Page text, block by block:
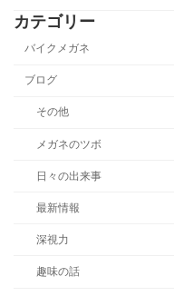
カテゴリー
バイクメガネ
ブログ
その他
メガネのツボ
日々の出来事
最新情報
深視力
趣味の話